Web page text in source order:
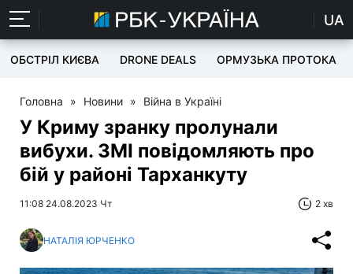
UA
ОБСТРІЛ КИЄВА DRONE DEALS ОРМУЗЬКА ПРОТОКА
Головна » Новини » Війна в Україні
У Криму зранку пролунали
вибухи. ЗМІ повідомляють про
бій у районі Тарханкуту
11:08 24.08.2023 Чт 2 хв
НАТАЛІЯ ЮРЧЕНКО